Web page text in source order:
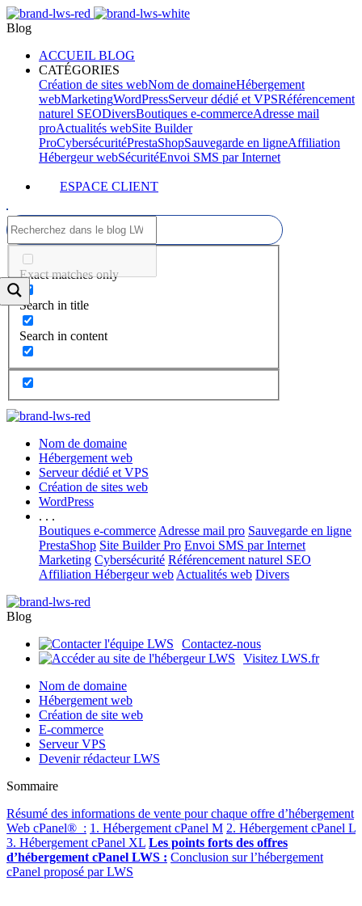
Blog
ACCUEIL BLOG
CATÉGORIES
Création de sites webNom de domaineHébergement
webMarketingWordPressServeur dédié et VPSRéférencement
naturel SEODiversBoutiques e-commerceAdresse mail
proActualités webSite Builder
ProCybersécuritéPrestaShopSauvegarde en ligneAffiliation
Hébergeur webSécuritéEnvoi SMS par Internet
ESPACE CLIENT
Exact matches only
Search in title
Search in content
Nom de domaine
Hébergement web
Serveur dédié et VPS
Création de sites web
WordPress
. . .
Boutiques e-commerce Adresse mail pro Sauvegarde en ligne
PrestaShop Site Builder Pro Envoi SMS par Internet
Marketing Cybersécurité Référencement naturel SEO
Affiliation Hébergeur web Actualités web Divers
Blog
Contactez-nous
Visitez LWS.fr
Nom de domaine
Hébergement web
Création de site web
E-commerce
Serveur VPS
Devenir rédacteur LWS
Sommaire
Résumé des informations de vente pour chaque offre d’hébergement
Web cPanel® : 1. Hébergement cPanel M 2. Hébergement cPanel L
3. Hébergement cPanel XL Les points forts des offres
d’hébergement cPanel LWS : Conclusion sur l’hébergement
cPanel proposé par LWS